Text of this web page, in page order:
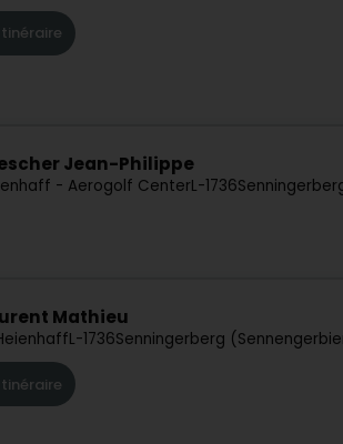
Jean-Philippe
- Aerogolf CenterL-1736
Mathieu
L-1736Senningerberg